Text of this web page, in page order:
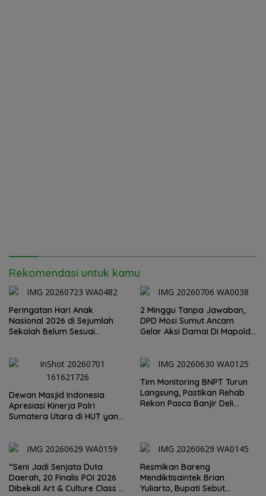
Rekomendasi untuk kamu
Peringatan Hari Anak
Nasional 2026 di Sejumlah
Sekolah Belum Sesuai
2 Minggu Tanpa Jawaban,
DPD Mosi Sumut Ancam
Gelar Aksi Damai Di Mapolda
Sumut Irjen Whisnu
Dewan Masjid Indonesia
Apresiasi Kinerja Polri
Sumatera Utara di HUT yang
Tim Monitoring BNPT Turun
Langsung, Pastikan Rehab
Rekon Pasca Banjir Deli
“Seni Jadi Senjata Duta
Daerah, 20 Finalis POI 2026
Dibekali Art & Culture Class di
Resmikan Bareng
Mendiktisaintek Brian
Yuliarto, Bupati Sebut